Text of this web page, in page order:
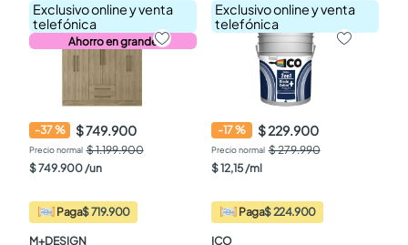
Exclusivo online y venta
telefónica
Ahorro en grande
-37% $ 749.900
$ 1.199.900
$749.900/un
Paga$ 719.900
M+DESIGN
Exclusivo online y venta
telefónica
-17% $ 229.900
$ 279.990
$12,15/ml
Paga$ 224.900
ICO